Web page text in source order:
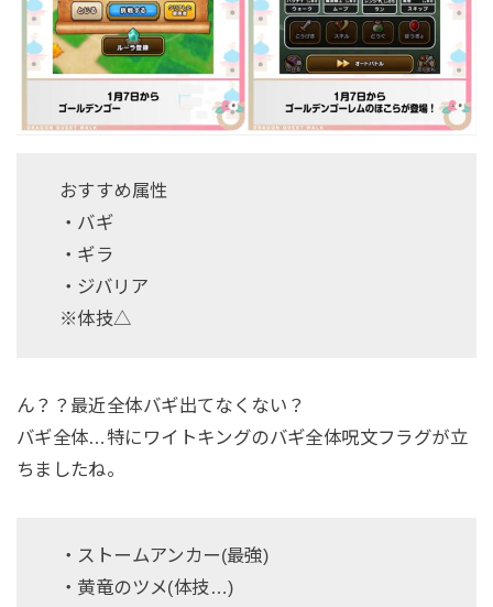
おすすめ属性
・バギ
・ギラ
・ジバリア
※体技△
ん？？最近全体バギ出てなくない？
バギ全体…特にワイトキングのバギ全体呪文フラグが立
ちましたね。
・ストームアンカー(最強)
・黄竜のツメ(体技…)